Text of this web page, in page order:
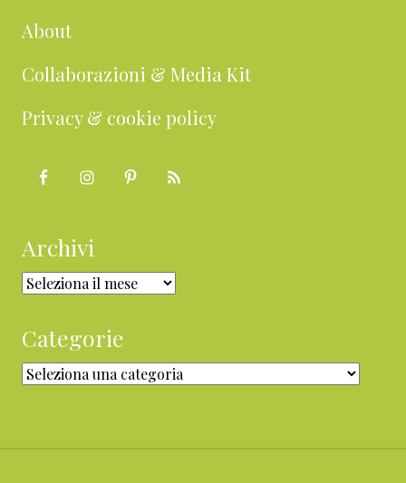
About
Collaborazioni & Media Kit
Privacy & cookie policy
Archivi
Archivi
Categorie
Categorie